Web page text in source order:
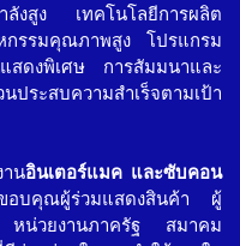
ำลังสูง เทคโนโลยีการผลิต
กรรมคุณภาพสูง โปรแกรม
ดงพิเศษ การสัมมนาและ
ระสบความสำเร็จตามเป้า
นอินเตอร์แมค และซับคอน
บคุณผู้ร่วมแสดงสินค้า ผู้
วยงานภาครัฐ สมาคม